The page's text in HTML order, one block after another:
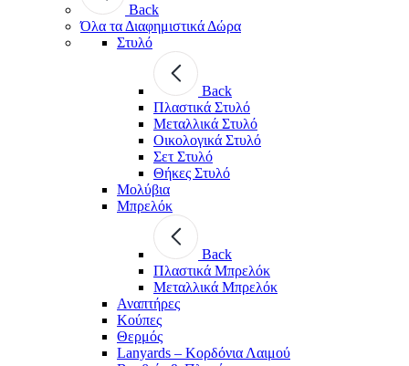
Back
Όλα τα Διαφημιστικά Δώρα
Στυλό
Back
Πλαστικά Στυλό
Μεταλλικά Στυλό
Οικολογικά Στυλό
Σετ Στυλό
Θήκες Στυλό
Μολύβια
Μπρελόκ
Back
Πλαστικά Μπρελόκ
Μεταλλικά Μπρελόκ
Αναπτήρες
Κούπες
Θερμός
Lanyards – Kορδόνια Λαιμού